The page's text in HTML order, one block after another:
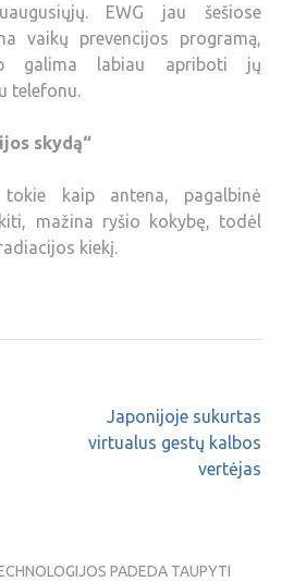
EWG jau šešiose
vaikų prevencijos programą,
galima labiau apriboti jų
telefonu.
skydą“
tokie kaip antena, pagalbinė
mažina ryšio kokybę, todėl
kiekį.
Japonijoje sukurtas
virtualus gestų kalbos
vertėjas
PADEDA TAUPYTI